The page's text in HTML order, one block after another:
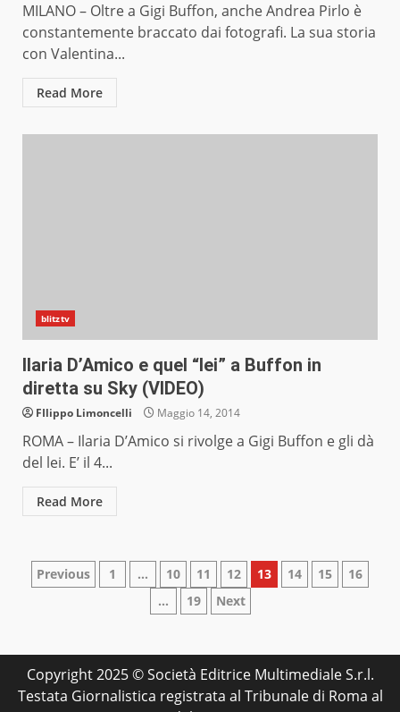
MILANO – Oltre a Gigi Buffon, anche Andrea Pirlo è
constantemente braccato dai fotografi. La sua storia
con Valentina...
Read More
blitztv
Ilaria D’Amico e quel “lei” a Buffon in
diretta su Sky (VIDEO)
FIlippo Limoncelli Maggio 14, 2014
ROMA – Ilaria D’Amico si rivolge a Gigi Buffon e gli dà
del lei. E’ il 4...
Read More
Paginazione
articoli
Previous 1 … 10 11 12 13 14 15
16
…
19 Next
Copyright 2025 © Società Editrice Multimediale S.r.l.
Testata Giornalistica registrata al Tribunale di Roma al